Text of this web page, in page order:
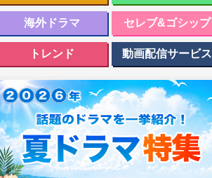
海外ドラマ セレブ&ゴシップ
トレンド 動画配信サービス